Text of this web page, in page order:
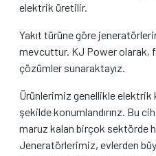
elektrik üretilir.
Yakıt türüne göre
mevcuttur. KJ Power olarak,
çözümler sunaraktayız.
Ürünlerimiz genellikle elektrik
şekilde konumlandırırız. Bu
maruz kalan birçok sektörde
Jeneratörlerimiz, evlerden